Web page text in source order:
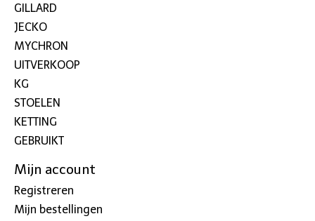
GILLARD
JECKO
MYCHRON
UITVERKOOP
KG
STOELEN
KETTING
GEBRUIKT
Mijn account
Registreren
Mijn bestellingen